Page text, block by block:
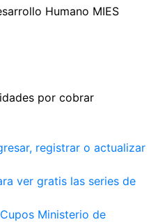
registrar o actualizar
ver gratis las series de
Ministerio de